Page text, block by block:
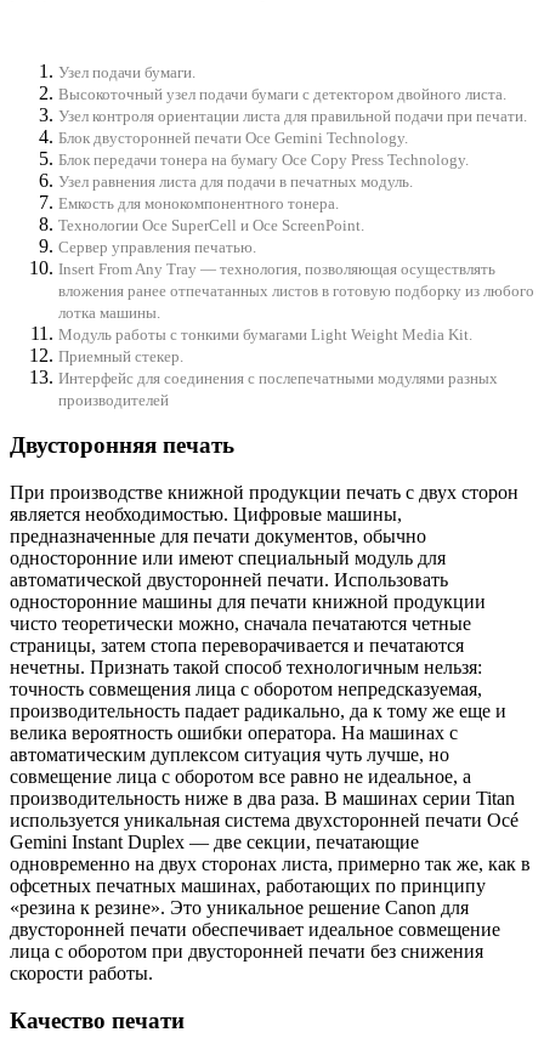
Узел подачи бумаги.
Высокоточный узел подачи бумаги с детектором двойного листа.
Узел контроля ориентации листа для правильной подачи при печати.
Блок двусторонней печати Oce Gemini Technology.
Блок передачи тонера на бумагу Oce Copy Press Technology.
Узел равнения листа для подачи в печатных модуль.
Емкость для монокомпонентного тонера.
Технологии Oce SuperCell и Oce ScreenPoint.
Сервер управления печатью.
Insert From Any Tray — технология, позволяющая осуществлять
вложения ранее отпечатанных листов в готовую подборку из любого
лотка машины.
Модуль работы с тонкими бумагами Light Weight Media Kit.
Приемный стекер.
Интерфейс для соединения с послепечатными модулями разных
производителей
Двусторонняя печать
При производстве книжной продукции печать с двух сторон
является необходимостью. Цифровые машины,
предназначенные для печати документов, обычно
односторонние или имеют специальный модуль для
автоматической двусторонней печати. Использовать
односторонние машины для печати книжной продукции
чисто теоретически можно, сначала печатаются четные
страницы, затем стопа переворачивается и печатаются
нечетны. Признать такой способ технологичным нельзя:
точность совмещения лица с оборотом непредсказуемая,
производительность падает радикально, да к тому же еще и
велика вероятность ошибки оператора. На машинах с
автоматическим дуплексом ситуация чуть лучше, но
совмещение лица с оборотом все равно не идеальное, а
производительность ниже в два раза. В машинах серии Titan
используется уникальная система двухсторонней печати Océ
Gemini Instant Duplex — две секции, печатающие
одновременно на двух сторонах листа, примерно так же, как в
офсетных печатных машинах, работающих по принципу
«резина к резине». Это уникальное решение Canon для
двусторонней печати обеспечивает идеальное совмещение
лица с оборотом при двусторонней печати без снижения
скорости работы.
Качество печати